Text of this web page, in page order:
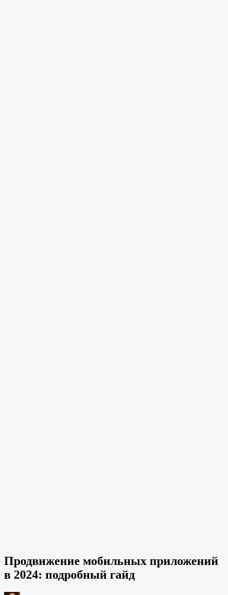
Продвижение мобильных приложений
в 2024: подробный гайд